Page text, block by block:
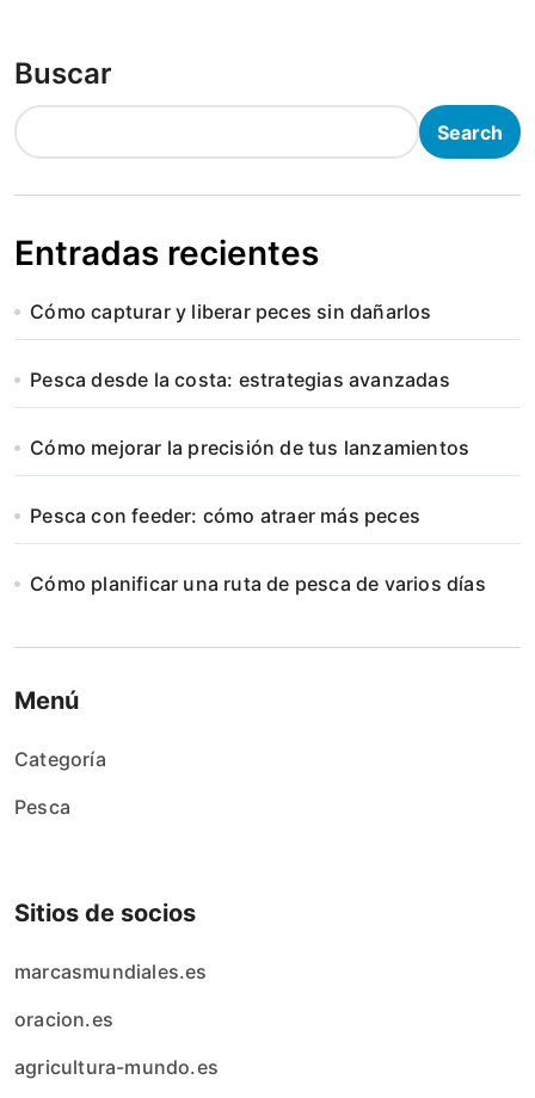
Buscar
Search
Entradas recientes
Cómo capturar y liberar peces sin dañarlos
Pesca desde la costa: estrategias avanzadas
Cómo mejorar la precisión de tus lanzamientos
Pesca con feeder: cómo atraer más peces
Cómo planificar una ruta de pesca de varios días
Menú
Categoría
Pesca
Sitios de socios
marcasmundiales.es
oracion.es
agricultura-mundo.es